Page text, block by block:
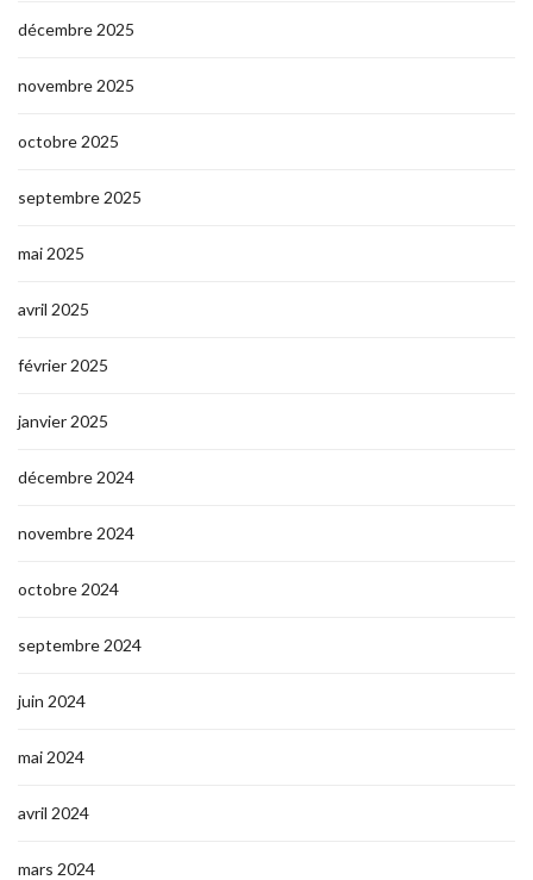
décembre 2025
novembre 2025
octobre 2025
septembre 2025
mai 2025
avril 2025
février 2025
janvier 2025
décembre 2024
novembre 2024
octobre 2024
septembre 2024
juin 2024
mai 2024
avril 2024
mars 2024